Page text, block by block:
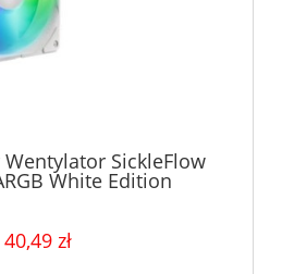
SickleFlow
White Edition
40,49 zł